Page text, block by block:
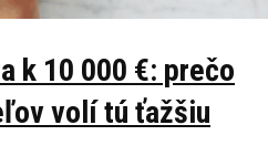
k 10 000 €: prečo
volí tú ťažšiu